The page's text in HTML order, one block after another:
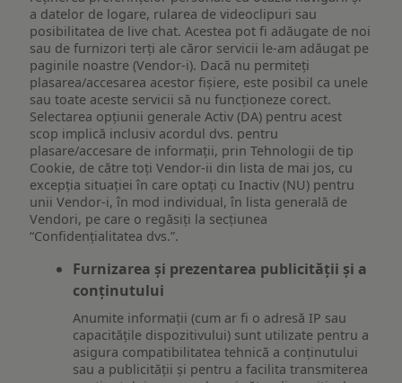
a datelor de logare, rularea de videoclipuri sau
posibilitatea de live chat. Acestea pot fi adăugate de noi
sau de furnizori terți ale căror servicii le-am adăugat pe
paginile noastre (Vendor-i). Dacă nu permiteți
plasarea/accesarea acestor fișiere, este posibil ca unele
sau toate aceste servicii să nu funcționeze corect.
Selectarea opțiunii generale Activ (DA) pentru acest
scop implică inclusiv acordul dvs. pentru
plasare/accesare de informații, prin Tehnologii de tip
Cookie, de către toți Vendor-ii din lista de mai jos, cu
excepția situației în care optați cu Inactiv (NU) pentru
unii Vendor-i, în mod individual, în lista generală de
Vendori, pe care o regăsiți la secțiunea
“Confidențialitatea dvs.”.
Furnizarea și prezentarea publicității și a
conținutului
Anumite informații (cum ar fi o adresă IP sau
capacitățile dispozitivului) sunt utilizate pentru a
asigura compatibilitatea tehnică a conținutului
sau a publicității și pentru a facilita transmiterea